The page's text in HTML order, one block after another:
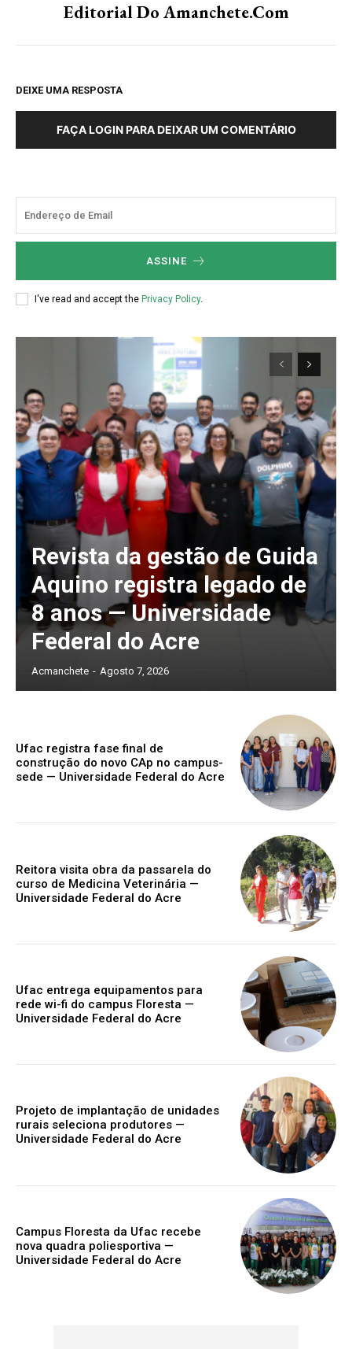
Editorial Do Amanchete.com
DEIXE UMA RESPOSTA
FAÇA LOGIN PARA DEIXAR UM COMENTÁRIO
ASSINE
I've read and accept the Privacy Policy.
Revista da gestão de Guida
Aquino registra legado de
8 anos — Universidade
Federal do Acre
Acmanchete - Agosto 7, 2026
Ufac registra fase final de
construção do novo CAp no campus-
sede — Universidade Federal do Acre
Reitora visita obra da passarela do
curso de Medicina Veterinária —
Universidade Federal do Acre
Ufac entrega equipamentos para
rede wi-fi do campus Floresta —
Universidade Federal do Acre
Projeto de implantação de unidades
rurais seleciona produtores —
Universidade Federal do Acre
Campus Floresta da Ufac recebe
nova quadra poliesportiva —
Universidade Federal do Acre